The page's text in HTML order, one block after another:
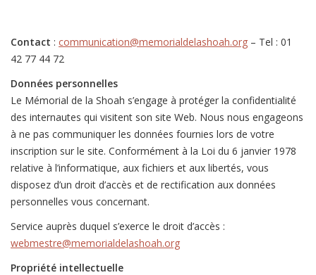
Contact : communication@memorialdelashoah.org – Tel : 01
42 77 44 72
Données personnelles
Le Mémorial de la Shoah s’engage à protéger la confidentialité
des internautes qui visitent son site Web. Nous nous engageons
à ne pas communiquer les données fournies lors de votre
inscription sur le site. Conformément à la Loi du 6 janvier 1978
relative à l’informatique, aux fichiers et aux libertés, vous
disposez d’un droit d’accès et de rectification aux données
personnelles vous concernant.
Service auprès duquel s’exerce le droit d’accès :
webmestre@memorialdelashoah.org
Propriété intellectuelle